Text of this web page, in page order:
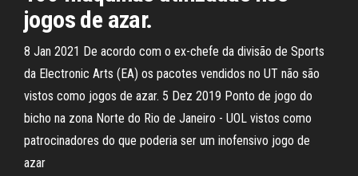
jogos de azar.
8 Jan 2021 De acordo com o ex-chefe da divisão de Sports
da Electronic Arts (EA) os pacotes vendidos no UT não são
vistos como jogos de azar. 5 Dez 2019 Ponto de jogo do
bicho na zona Norte do Rio de Janeiro - UOL vistos como
patrocinadores do que poderia ser um inofensivo jogo de
azar